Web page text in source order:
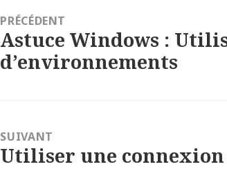
PRÉCÉDENT
Article
précédent :
Astuce Windows :
d’environnements
SUIVANT
Article
Utiliser une